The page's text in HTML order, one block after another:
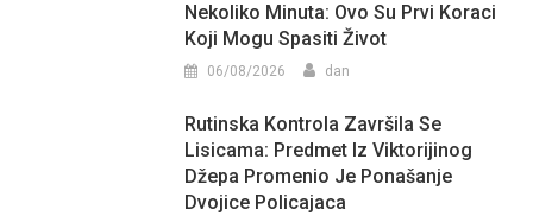
Nekoliko Minuta: Ovo Su Prvi Koraci
Koji Mogu Spasiti Život
06/08/2026 dan
Rutinska Kontrola Završila Se
Lisicama: Predmet Iz Viktorijinog
Džepa Promenio Je Ponašanje
Dvojice Policajaca